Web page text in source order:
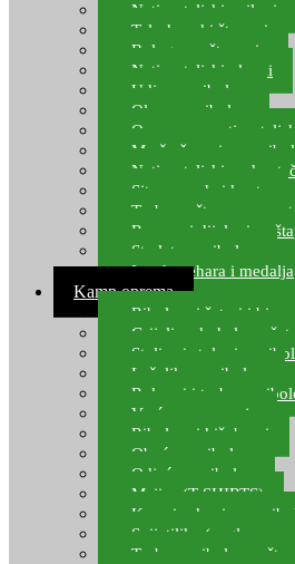
Natjecateljski najloni
Teleskopski štapovi
Bolognese štapovi
Natjecateljski plovci
Udice za ribolov
Olovo za ribolov
Oprema za
Mreže čuvarice za
Natjecateljski
Sito, posude i kante
Torbe za štapove –
Rezervni dijelovi za
Starlete za ribolov
Izrada pehara i medalja
Kamp oprema
Ribolovni šatori i bivvy
Grijalice, kuhala za
Stolice i stolovi za
Ležaljke za ribolov
Ruksaci i torbe za
Vreće za spavanje
Ribolovni kišobrani
Obuća za ribolov
Odjeća za ribolov
Majice (T-SHIRTS)
Kape i rukavice za
Svijetiljke (naglavne,
Torbe za ribolovne